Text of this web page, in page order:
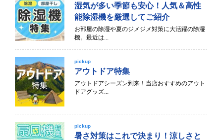
湿気が多い季節も安心！人気＆高性
能除湿機を厳選してご紹介
お部屋の除湿や夏のジメジメ対策に大活躍の除湿
機。最近は...
pickup
アウトドア特集
アウトドアシーズン到来！当店おすすめのアウト
ドアグッズ...
pickup
暑さ対策はこれで決まり！涼しさと